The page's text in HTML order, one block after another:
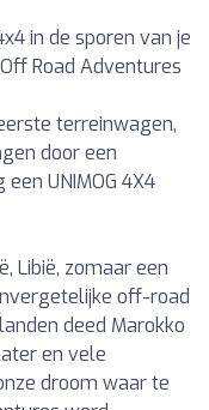
in de sporen van je
Road Adventures
terreinwagen,
door een
UNIMOG 4X4
Libië, zomaar een
off-road
deed Marokko
en vele
droom waar te